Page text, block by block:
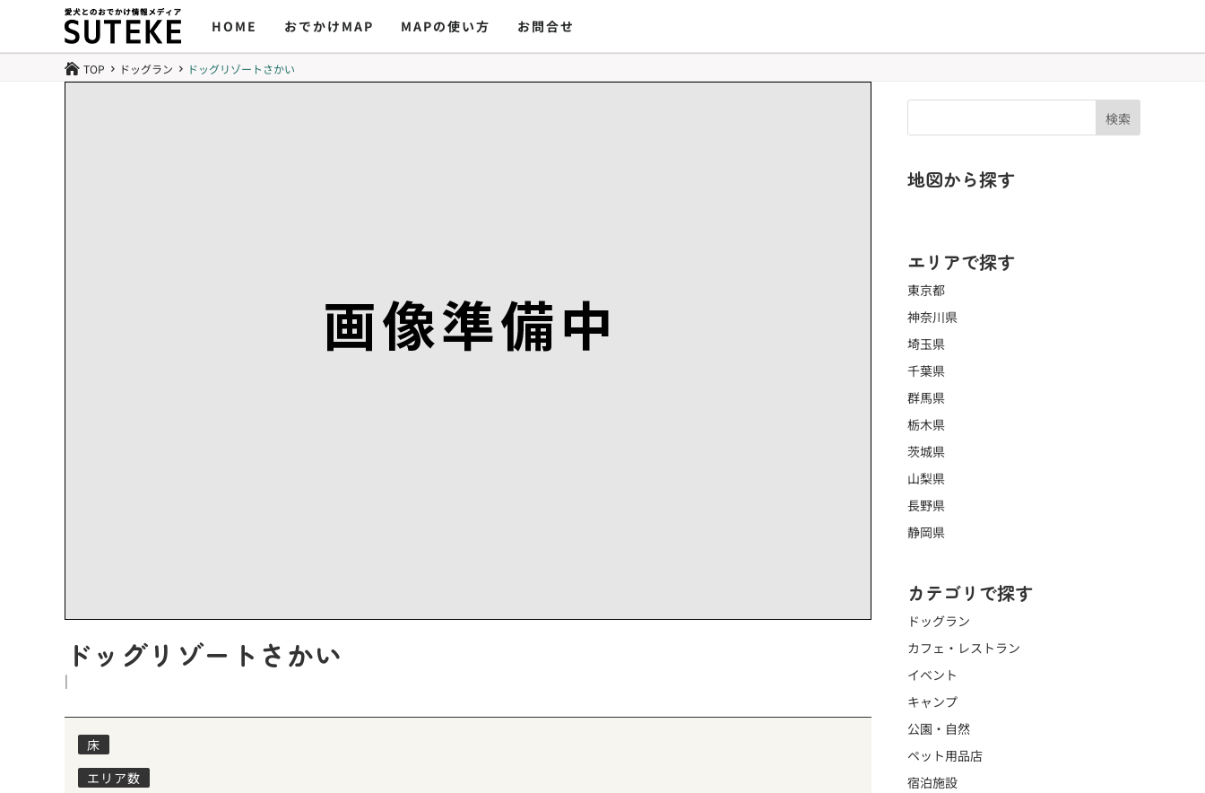
HOME おでかけMAP MAPの使い方 お問合せ
 TOP 5 ドッグラン 5 ドッグリゾートさかい
ドッグリゾートさかい
|
床
エリア数
検索
地図から探す
エリアで探す
東京都
神奈川県
埼玉県
千葉県
群馬県
栃木県
茨城県
山梨県
長野県
静岡県
カテゴリで探す
ドッグラン
カフェ・レストラン
イベント
キャンプ
公園・自然
ペット用品店
宿泊施設